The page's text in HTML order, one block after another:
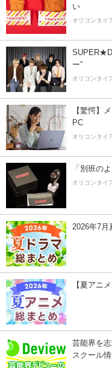
い
オリコンタイ
ー”
オリコンタイ
【驚愕】
PC
オリコンタイ
「別班の
オリコンタイ
2026年7月
【夏アニ
芸能界を
スクール